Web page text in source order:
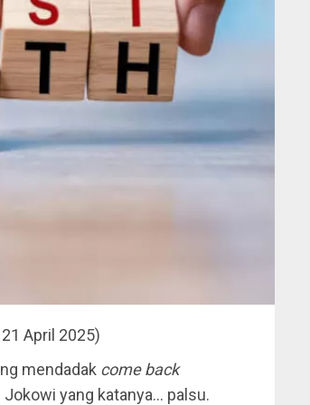
April 2025)
mendadak come back
yang katanya… palsu.